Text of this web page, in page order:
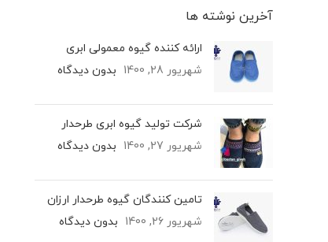
آخرین نوشته ها
ارائه کننده گیوه معمولی ابری
شهریور 28, 1400
بدون دیدگاه
شرکت تولید گیوه ابری طرحدار
شهریور 27, 1400
بدون دیدگاه
تامین کنندگان گیوه طرحدار ارزان
شهریور 26, 1400
بدون دیدگاه